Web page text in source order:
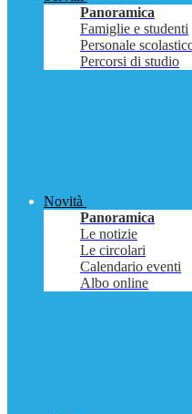
Panoramica
Famiglie e studenti
Personale
Percorsi di studio
Novità
Panoramica
Le notizie
Le circolari
Calendario eventi
Albo online